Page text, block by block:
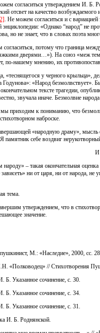
согласиться утверждением И. Б.
отсвет на качество
. Не можем согласиться и с
«Однако “народ” не
но не знает, что в словах поэта
потому что граница
дверями…»). На союз «меж тем»
по-нашему мнению, их
«теснящегося у черного крыльца»,
Годунова»: «Народ безмолвствует».
тексте трагедии,
звучала иначе. Безмолвие
приходим к пониманию, что
наброске.
«народную драму», мысль
памятник себе воздвиг
И
– такая окончательная
ни от царя, ни от народа, не
тема.
утверждением, что в
значение.
М.: «Наследие», 2000, сс.
«Полководец» // Стихотворения
Б. Указанное сочинение, с. 30.
Б. Указанное сочинение, с. 34.
Б. Указанное сочинение, с. 31.
И. Б. Роднянской.